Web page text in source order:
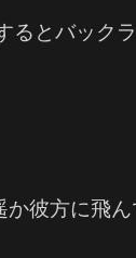
るとバック
彼方に飛ん